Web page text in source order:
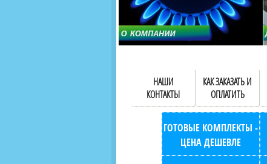
НАШИ
КОНТАКТЫ
КАК ЗАКАЗАТЬ И
ОПЛАТИТЬ
ГОТОВЫЕ КОМПЛЕКТЫ -
ЦЕНА ДЕШЕВЛЕ